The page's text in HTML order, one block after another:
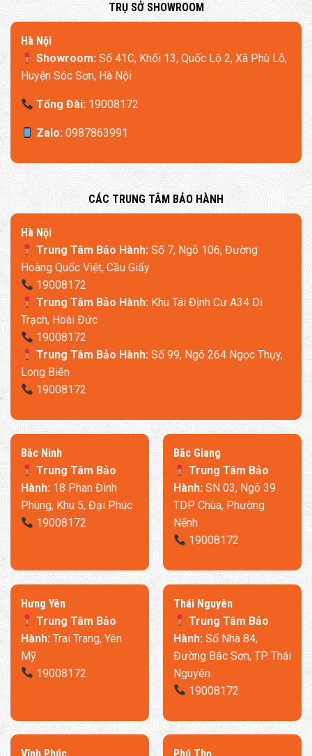
​TRỤ SỞ SHOWROOM
Hà Nội
Showroom:Số 41C, Khối 13, Quốc Lộ 2, Xã Phù Lỗ,
Huyện Sóc Sơn, Hà Nội
Tổng Đài:19008172
Zalo:0987863991
​CÁC TRUNG TÂM BẢO HÀNH
​Hà Nội
Trung Tâm Bảo Hành:Số 7, Ngõ 106, Đường
Hoàng Quốc Việt, Cầu Giấy
19008172
Trung Tâm Bảo Hành:Khu Tái Định Cư A34 Di
Trạch, Hoài Đức
19008172
Trung Tâm Bảo Hành:Số 99, Ngõ 264 Ngọc Thụy,
Long Biên
19008172
​Bắc Ninh
Trung Tâm Bảo
Hành:18 Phan Đình
Phùng, Khu 5, Đại Phúc
19008172
​Bắc Giang
Trung Tâm Bảo
Hành:SN 03, Ngõ 39
TDP Chùa, Phường
Nếnh
19008172
​Hưng Yên
Trung Tâm Bảo
Hành: Trai Trang, Yên
Mỹ
19008172
Thái Nguyên
Trung Tâm Bảo
Hành: Số Nhà 84,
Đường Bắc Sơn, TP. Thái
Nguyên
19008172